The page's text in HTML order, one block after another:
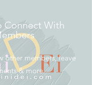
Connect With
other members, leave
& more.